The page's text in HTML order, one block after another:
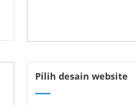
Pilih desain website